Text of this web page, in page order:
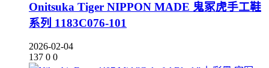
Onitsuka Tiger NIPPON MADE 鬼冢虎手工鞋
系列 1183C076-101
2026-02-04
137 0 0